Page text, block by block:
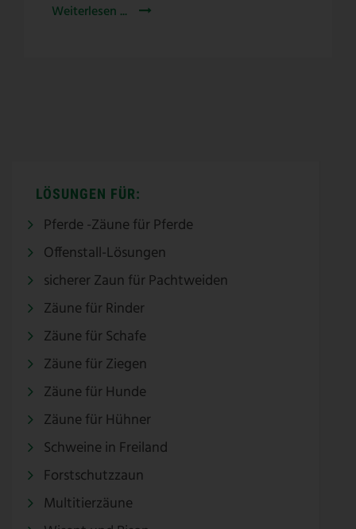
Weiterlesen ...
LÖSUNGEN FÜR:
Pferde -Zäune für Pferde
Offenstall-Lösungen
sicherer Zaun für Pachtweiden
Zäune für Rinder
Zäune für Schafe
Zäune für Ziegen
Zäune für Hunde
Zäune für Hühner
Schweine in Freiland
Forstschutzzaun
Multitierzäune